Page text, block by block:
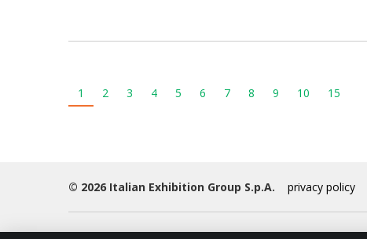
1 2 3 4 5 6 7 8 9 10 15
© 2026 Italian Exhibition Group S.p.A. privacy policy